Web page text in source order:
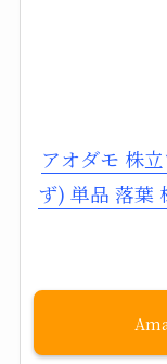
アオダモ 株
ず) 単品 落葉